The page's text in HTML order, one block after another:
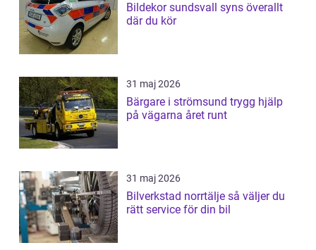
Bildekor sundsvall syns överallt
där du kör
31 maj 2026
Bärgare i strömsund trygg hjälp
på vägarna året runt
31 maj 2026
Bilverkstad norrtälje så väljer du
rätt service för din bil